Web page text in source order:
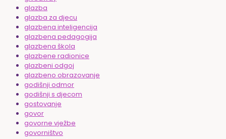
glazba
glazba za djecu
glazbena inteligencija
glazbena pedagogija
glazbena škola
glazbene radionice
glazbeni odgoj
glazbeno obrazovanje
godišnji odmor
godišnji s djecom
gostovanje
govor
govorne vježbe
govorništvo